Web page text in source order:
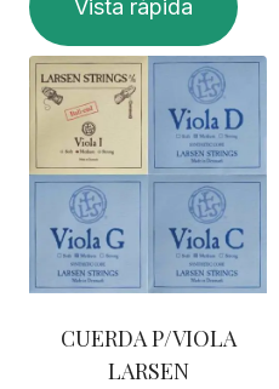
producto
tiene
múltiples
variantes.
Las
opciones
pueden
elegir
Vista rápida
CUERDA P/VIOLA
LARSEN